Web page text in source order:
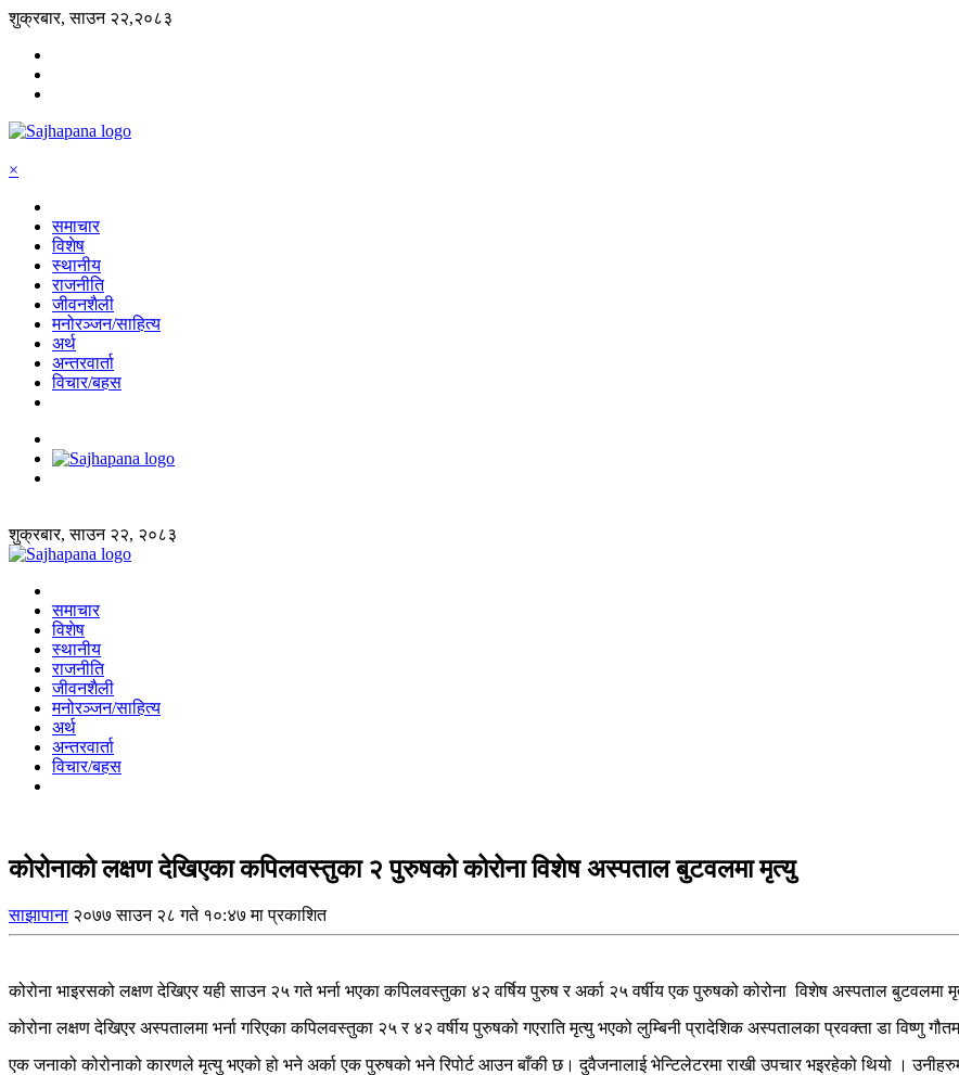
शुक्रबार, साउन २२,२०८३
×
समाचार
विशेष
स्थानीय
राजनीति
जीवनशैली
मनोरञ्जन/साहित्य
अर्थ
अन्तरवार्ता
विचार/बहस
शुक्रबार, साउन २२, २०८३
समाचार
विशेष
स्थानीय
राजनीति
जीवनशैली
मनोरञ्जन/साहित्य
अर्थ
अन्तरवार्ता
विचार/बहस
कोरोनाको लक्षण देखिएका कपिलवस्तुका २ पुरुषको कोरोना विशेष अस्पताल बुटवलमा मृत्यु
साझापाना २०७७ साउन २८ गते १०:४७ मा प्रकाशित
कोरोना भाइरसको लक्षण देखिएर यही साउन २५ गते भर्ना भएका कपिलवस्तुका ४२ वर्षिय पुरुष र अर्का २५ वर्षीय एक पुरुषको कोरोना विशेष अस्पताल बुटवलमा
कोरोना लक्षण देखिएर अस्पतालमा भर्ना गरिएका कपिलवस्तुका २५ र ४२ वर्षीय पुरुषको गएराति मृत्यु भएको लुम्बिनी प्रादेशिक अस्पतालका प्रवक्ता डा विष्णु
एक जनाको कोरोनाको कारणले मृत्यु भएको हो भने अर्का एक पुरुषको भने रिपोर्ट आउन बाँकी छ। दुवैजनालाई भेन्टिलेटरमा राखी उपचार भइरहेको थियो ।